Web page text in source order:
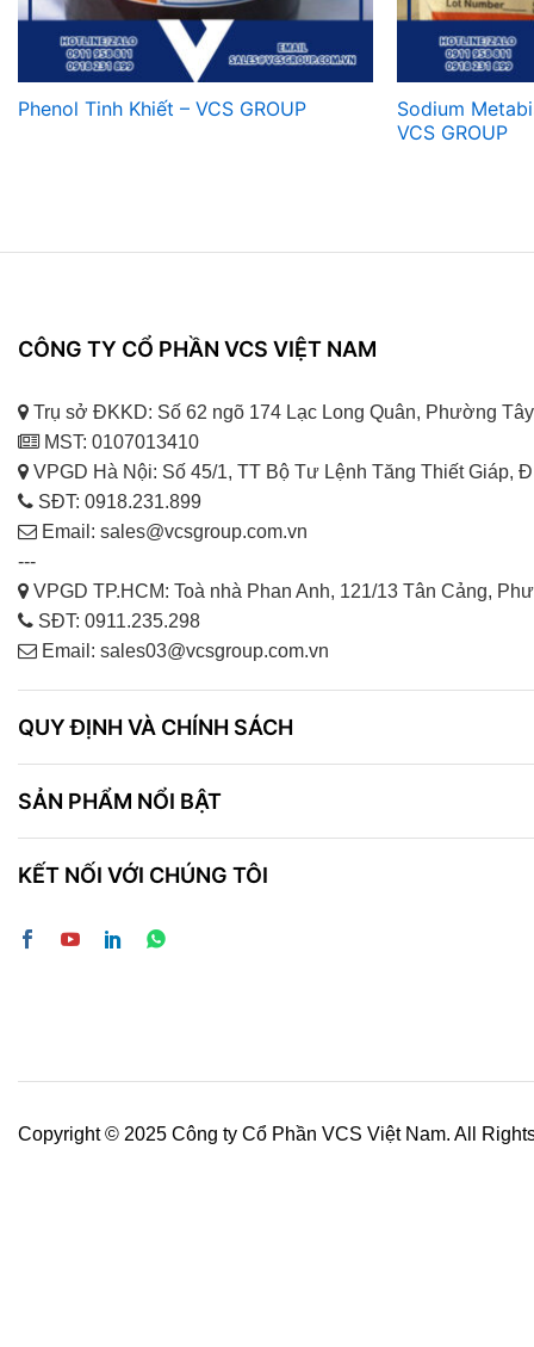
Phenol Tinh Khiết – VCS GROUP
Sodium
VCS GROUP
CÔNG TY CỔ PHẦN VCS VIỆT NAM
Trụ sở ĐKKD: Số 62 ngõ 174 Lạc Long Quân, Phường
MST: 0107013410
VPGD Hà Nội: Số 45/1, TT Bộ Tư Lệnh Tăng Thiết
SĐT: 0918.231.899
Email: sales@vcsgroup.com.vn
---
VPGD TP.HCM: Toà nhà Phan Anh, 121/13 Tân Cảng,
SĐT: 0911.235.298
Email: sales03@vcsgroup.com.vn
QUY ĐỊNH VÀ CHÍNH SÁCH
SẢN PHẨM NỔI BẬT
KẾT NỐI VỚI CHÚNG TÔI
Copyright © 2025 Công ty Cổ Phần VCS Việt Nam. All